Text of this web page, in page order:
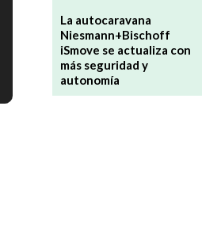
La autocaravana
Niesmann+Bischoff
iSmove se actualiza con
más seguridad y
autonomía